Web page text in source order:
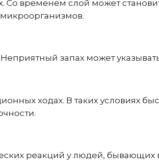
Со временем слой может
запах может
ходах. В таких условиях
реакций у людей, бывающих